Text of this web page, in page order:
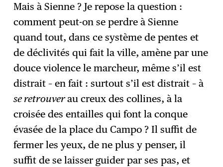
Mais à Sienne ? Je repose la question :
comment peut-on se perdre à Sienne
quand tout, dans ce système de pentes et
de déclivités qui fait la ville, amène par une
douce violence le marcheur, même s’il est
distrait – en fait : surtout s’il est distrait – à
se retrouverau creux des collines, à la
croisée des entailles qui font la conque
évasée de la place du Campo ? Il suffit de
fermer les yeux, de ne plus y penser, il
suffit de se laisser guider par ses pas, et